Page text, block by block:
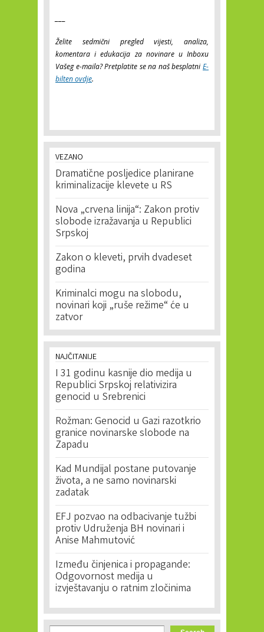
Želite sedmični pregled vijesti, analiza,
komentara i edukacija za novinare u Inboxu
Vašeg e-maila? Pretplatite se na naš besplatni E-
bilten ovdje.
VEZANO
Dramatične posljedice planirane
kriminalizacije klevete u RS
Nova „crvena linija“: Zakon protiv
slobode izražavanja u Republici
Srpskoj
Zakon o kleveti, prvih dvadeset
godina
Kriminalci mogu na slobodu,
novinari koji „ruše režime“ će u
zatvor
NAJČITANIJE
I 31 godinu kasnije dio medija u
Republici Srpskoj relativizira
genocid u Srebrenici
Rožman: Genocid u Gazi razotkrio
granice novinarske slobode na
Zapadu
Kad Mundijal postane putovanje
života, a ne samo novinarski
zadatak
EFJ pozvao na odbacivanje tužbi
protiv Udruženja BH novinari i
Anise Mahmutović
Između činjenica i propagande:
Odgovornost medija u
izvještavanju o ratnim zločinima